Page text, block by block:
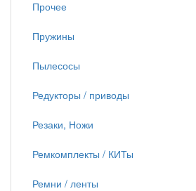
Прочее
Пружины
Пылесосы
Редукторы / приводы
Резаки, Ножи
Ремкомплекты / КИТы
Ремни / ленты